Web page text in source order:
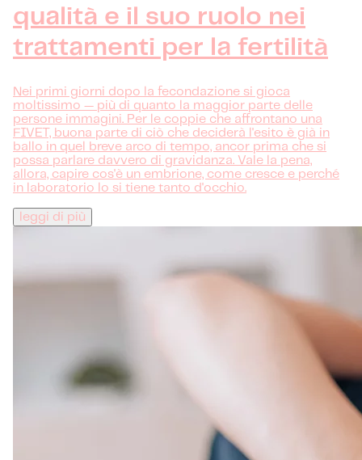
qualità e il suo ruolo nei
trattamenti per la fertilità
Nei primi giorni dopo la fecondazione si gioca
moltissimo — più di quanto la maggior parte delle
persone immagini. Per le coppie che affrontano una
FIVET, buona parte di ciò che deciderà l'esito è già in
ballo in quel breve arco di tempo, ancor prima che si
possa parlare davvero di gravidanza. Vale la pena,
allora, capire cos'è un embrione, come cresce e perché
in laboratorio lo si tiene tanto d'occhio.
leggi di più